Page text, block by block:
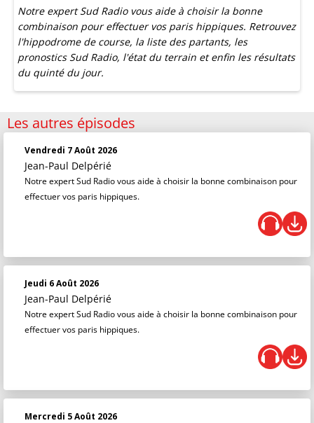
Notre expert Sud Radio vous aide à choisir la bonne
combinaison pour effectuer vos paris hippiques. Retrouvez
l'hippodrome de course, la liste des partants, les
pronostics Sud Radio, l'état du terrain et enfin les résultats
du quinté du jour.
Les autres épisodes
Vendredi 7 Août 2026
Jean-Paul Delpérié
Notre expert Sud Radio vous aide à choisir la bonne combinaison pour
effectuer vos paris hippiques.
Jeudi 6 Août 2026
Jean-Paul Delpérié
Notre expert Sud Radio vous aide à choisir la bonne combinaison pour
effectuer vos paris hippiques.
Mercredi 5 Août 2026